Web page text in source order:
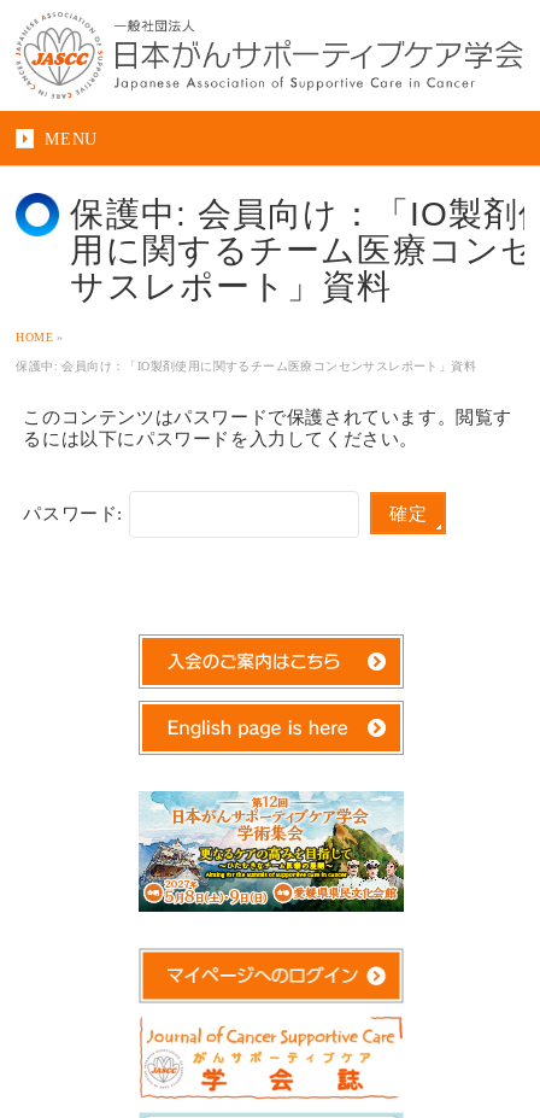
MENU
保護中: 会員向け：「IO製剤
用に関するチーム医療コン
サスレポート」資料
HOME »
保護中: 会員向け：「IO製剤使用に関するチーム医療コンセンサスレポート」資料
このコンテンツはパスワードで保護されています。閲覧す
るには以下にパスワードを入力してください。
パスワード: